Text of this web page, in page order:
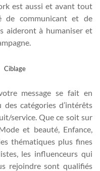
est aussi et avant tout
de communicant et de
aideront à humaniser et
Ciblage
message se fait en
catégories d’intérêts
service. Que ce soit sur
et beauté, Enfance,
thématiques plus fines
les influenceurs qui
rejoindre sont qualifiés